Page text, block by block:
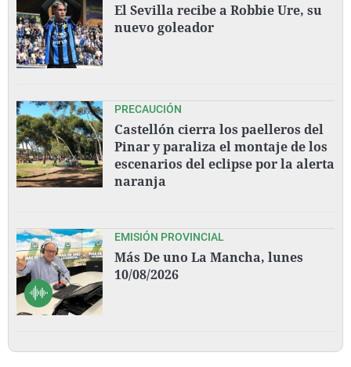
El Sevilla recibe a Robbie Ure, su
nuevo goleador
PRECAUCIÓN
Castellón cierra los paelleros del
Pinar y paraliza el montaje de los
escenarios del eclipse por la alerta
naranja
EMISIÓN PROVINCIAL
Más De uno La Mancha, lunes
10/08/2026